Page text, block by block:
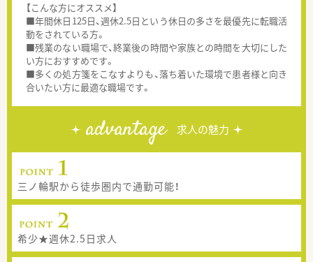
【こんな方にオススメ】
■年間休日125日、週休2.5日という休日の多さを最優先に転職活
動をされている方。
■残業のない職場で、終業後の時間や家族との時間を大切にした
い方におすすめです。
■多くの処方箋をこなすよりも、落ち着いた環境で患者様と向き
合いたい方に最適な職場です。
advantage 求人の魅力
三ノ輪駅から徒歩圏内で通勤可能！
希少★週休2.5日求人